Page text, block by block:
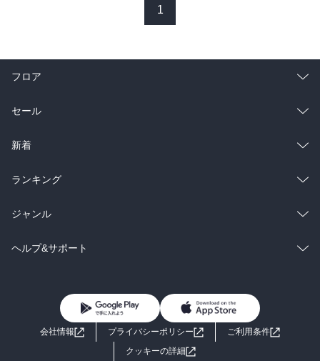
1
フロア
総合
ラノベ
雑誌・グラビア
BL・TL
セール
総合
ラノベ
雑誌・グラビア
BL・TL
新着
総合
ラノベ
雑誌・グラビア
ランキング
総合
ラノベ
ジャンル
コミック
ライトノベル 男子向けラノベ
小説
ヘルプ&サポート
よくあるご質問 お問い合わせ
会社情報 プライバシーポリシー
ご利用条件
クッキーの詳細